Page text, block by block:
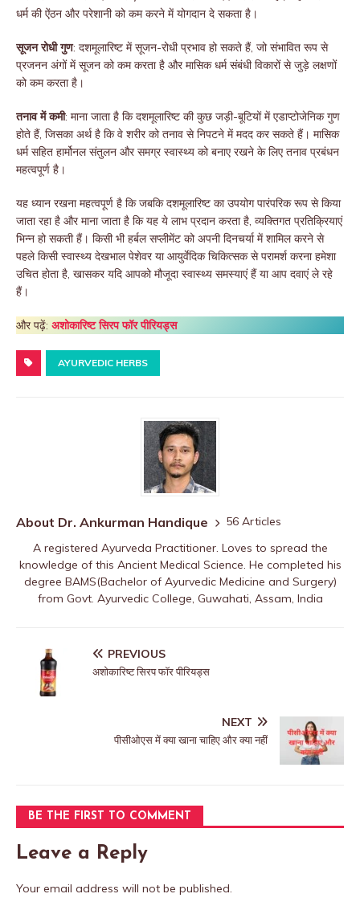
धर्म की ऐंठन और परेशानी को कम करने में योगदान दे सकता है।
सूजन रोधी गुण: दशमूलारिष्ट में सूजन-रोधी प्रभाव हो सकते हैं, जो संभावित रूप से
प्रजनन अंगों में सूजन को कम करता है और मासिक धर्म संबंधी विकारों से जुड़े लक्षणों
को कम करता है।
तनाव में कमी: माना जाता है कि दशमूलारिष्ट की कुछ जड़ी-बूटियों में एडाप्टोजेनिक गुण
होते हैं, जिसका अर्थ है कि वे शरीर को तनाव से निपटने में मदद कर सकते हैं। मासिक
धर्म सहित हार्मोनल संतुलन और समग्र स्वास्थ्य को बनाए रखने के लिए तनाव प्रबंधन
महत्वपूर्ण है।
यह ध्यान रखना महत्वपूर्ण है कि जबकि दशमूलारिष्ट का उपयोग पारंपरिक रूप से किया
जाता रहा है और माना जाता है कि यह ये लाभ प्रदान करता है, व्यक्तिगत प्रतिक्रियाएं
भिन्न हो सकती हैं। किसी भी हर्बल सप्लीमेंट को अपनी दिनचर्या में शामिल करने से
पहले किसी स्वास्थ्य देखभाल पेशेवर या आयुर्वेदिक चिकित्सक से परामर्श करना हमेशा
उचित होता है, खासकर यदि आपको मौजूदा स्वास्थ्य समस्याएं हैं या आप दवाएं ले रहे
हैं।
और पढ़ें: अशोकारिष्ट सिरप फॉर पीरियड्स
AYURVEDIC HERBS
About Dr. Ankurman Handique
56 Articles
A registered Ayurveda Practitioner. Loves to spread the
knowledge of this Ancient Medical Science. He completed his
degree BAMS(Bachelor of Ayurvedic Medicine and Surgery)
from Govt. Ayurvedic College, Guwahati, Assam, India
PREVIOUS
अशोकारिष्ट सिरप फॉर पीरियड्स
NEXT
पीसीओएस में क्या खाना चाहिए और क्या नहीं
BE THE FIRST TO COMMENT
Leave a Reply
Your email address will not be published.